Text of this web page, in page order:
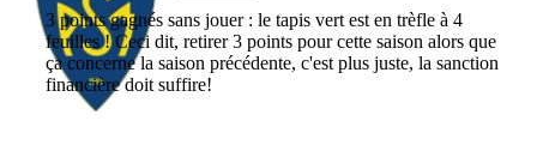
3 points gagnés sans jouer : le tapis vert est en trèfle à 4
feuilles ! Ceci dit, retirer 3 points pour cette saison alors que
ça concerne la saison précédente, c'est plus juste, la sanction
financière doit suffire!